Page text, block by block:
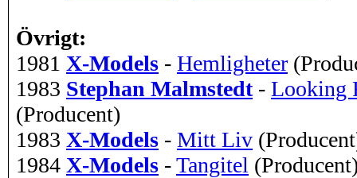
Övrigt:
1981 X-Models - Hemligheter
1983 Stephan Malmstedt- Looking
(Producent)
1983 X-Models - Mitt Liv
1984 X-Models -Tangitel